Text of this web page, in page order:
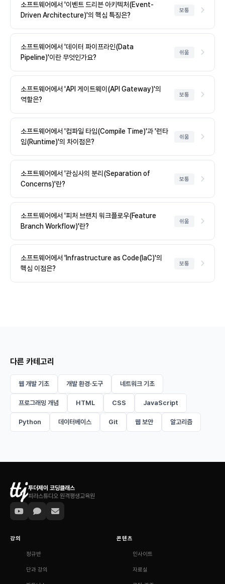
소프트웨어에서 '이벤트 드리븐 아키텍처(Event-
Driven Architecture)'의 핵심 특징은?
보통
소프트웨어에서 '데이터 파이프라인(Data
Pipeline)'이란 무엇인가요?
쉬움
소프트웨어에서 'API 게이트웨이(API Gateway)'의
역할은?
보통
소프트웨어에서 '컴파일 타임(Compile Time)'과 '런타
임(Runtime)'의 차이점은?
쉬움
소프트웨어에서 '관심사의 분리(Separation of
Concerns)'란?
보통
소프트웨어에서 '피처 브랜치 워크플로우(Feature
Branch Workflow)'란?
쉬움
소프트웨어에서 'Infrastructure as Code(IaC)'의
핵심 이점은?
보통
다른 카테고리
웹 개발 기초 개발 환경·도구 네트워크 기초
프로그래밍 개념 HTML CSS JavaScript
Python 데이터베이스 Git 웹 보안 알고리즘
투더제이 코딩클래스
피라스튜디오 원격평생교육원
강의
정규반
단과 강의
콘텐츠
인사이트
자료실